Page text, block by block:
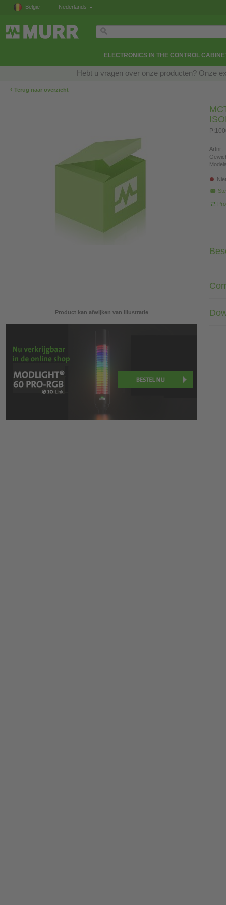
België Nederlands
ELECTRONICS IN THE CONTROL
Hebt u vragen over onze producten? Onze
‹ Terug naar overzicht
Product kan afwijken van illustratie
Artnr: